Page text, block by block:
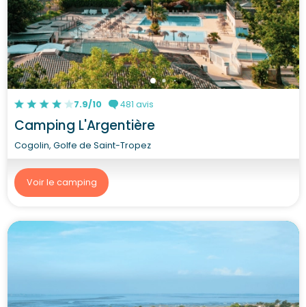
7.9/10 481 avis
Camping L'Argentière
Cogolin, Golfe de Saint-Tropez
Voir le camping